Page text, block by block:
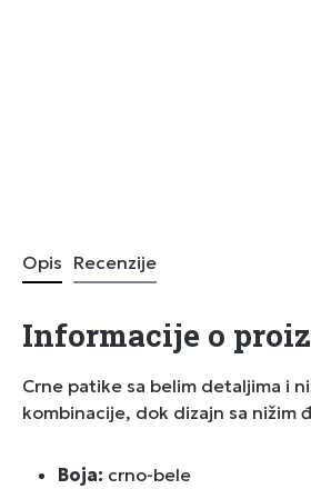
Opis Recenzije
Informacije o
Crne patike sa belim detaljima i
kombinacije, dok dizajn sa nižim
Boja: crno-bele